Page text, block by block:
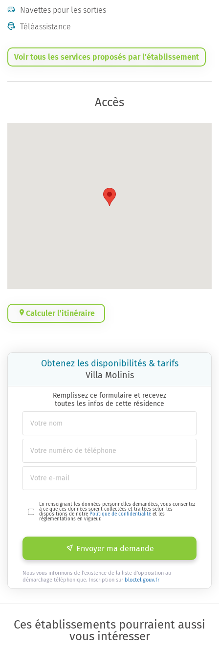
Navettes pour les sorties
Téléassistance
Voir tous les services proposés par l’établissement
Accès
Calculer l’itinéraire
Obtenez les disponibilités & tarifs
Villa Molinis
Remplissez ce formulaire et recevez
toutes les infos de cette résidence
En renseignant les données personnelles demandées, vous consentez
à ce que ces données soient collectées et traitées selon les
dispositions de notre Politique de confidentialité et les
réglementations en vigueur.
Envoyer ma demande
Nous vous informons de l'existence de la liste d'opposition au
démarchage téléphonique. Inscription sur bloctel.gouv.fr
Ces établissements pourraient aussi
vous intéresser